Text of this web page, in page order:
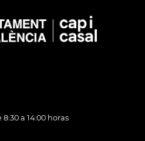
a 14:00 horas